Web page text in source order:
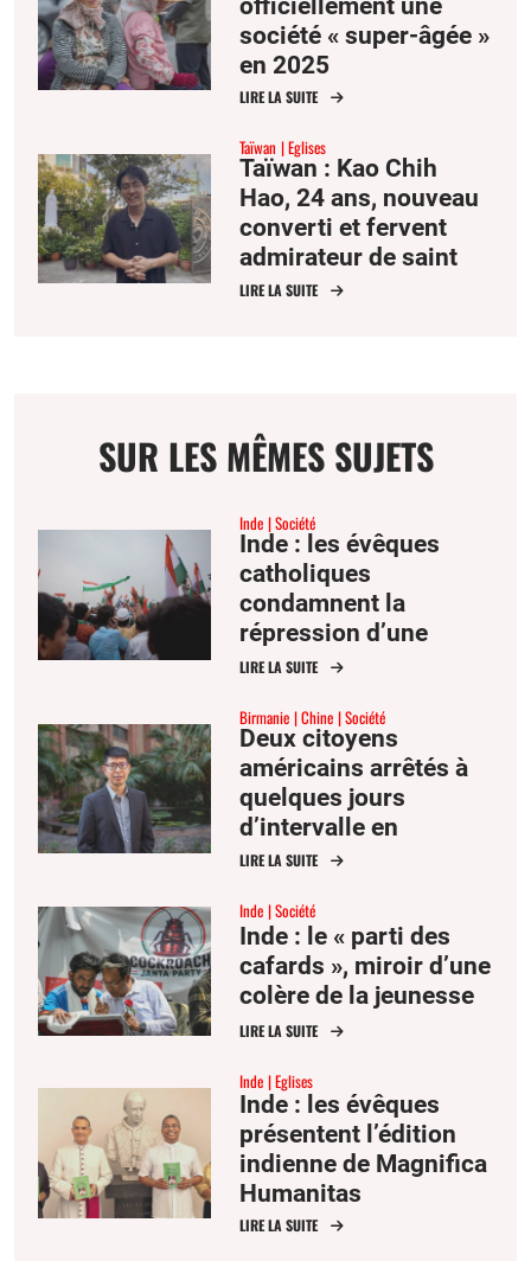
société « super-âgée »
en 2025
LIRE LA SUITE
Taïwan Eglises
Taïwan : Kao Chih
Hao, 24 ans, nouveau
converti et fervent
admirateur de saint
John Henry Newman
LIRE LA SUITE
SUR LES MÊMES SUJETS
Inde Société
Inde : les évêques
catholiques
condamnent la
répression d’une
manifestation
LIRE LA SUITE
Birmanie Chine Société
Deux citoyens
américains arrêtés à
quelques jours
d’intervalle en
Birmanie et en Chine
LIRE LA SUITE
Inde Société
Inde : le « parti des
cafards », miroir d’une
colère de la jeunesse
LIRE LA SUITE
Inde Eglises
Inde : les évêques
présentent l’édition
indienne de Magnifica
Humanitas
LIRE LA SUITE